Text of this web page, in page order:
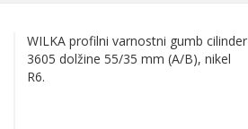
WILKA profilni varnostni gumb cilinder
3605 dolžine 55/35 mm (A/B), nikel
R6.